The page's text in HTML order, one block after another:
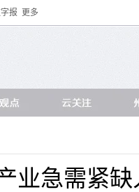
报 更多
业急需紧